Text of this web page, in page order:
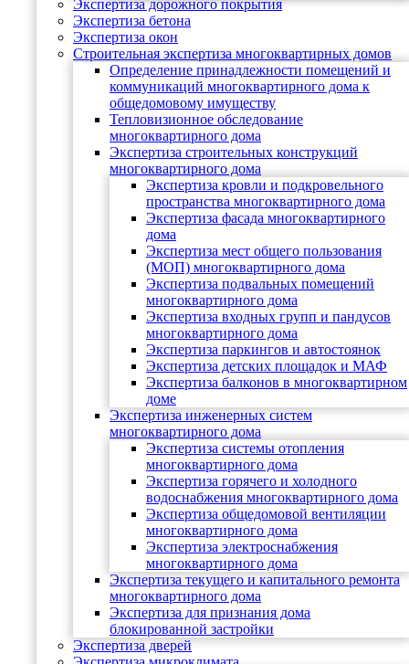
Экспертиза дорожного покрытия
Экспертиза бетона
Экспертиза окон
Строительная экспертиза многоквартирных домов
Определение принадлежности помещений и
коммуникаций многоквартирного дома к
общедомовому имуществу
Тепловизионное обследование
многоквартирного дома
Экспертиза строительных конструкций
многоквартирного дома
Экспертиза кровли и подкровельного
пространства многоквартирного дома
Экспертиза фасада многоквартирного
дома
Экспертиза мест общего пользования
(МОП) многоквартирного дома
Экспертиза подвальных помещений
многоквартирного дома
Экспертиза входных групп и пандусов
многоквартирного дома
Экспертиза паркингов и автостоянок
Экспертиза детских площадок и МАФ
Экспертиза балконов в многоквартирном
доме
Экспертиза инженерных систем
многоквартирного дома
Экспертиза системы отопления
многоквартирного дома
Экспертиза горячего и холодного
водоснабжения многоквартирного дома
Экспертиза общедомовой вентиляции
многоквартирного дома
Экспертиза электроснабжения
многоквартирного дома
Экспертиза текущего и капитального ремонта
многоквартирного дома
Экспертиза для признания дома
блокированной застройки
Экспертиза дверей